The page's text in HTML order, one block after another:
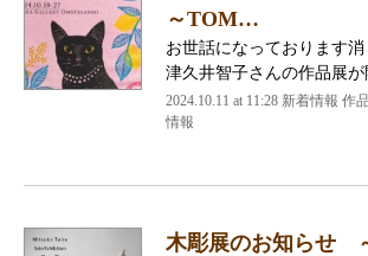
～TOM…
お世話になっております
津久井智子さんの作品展
2024.10.11 at 11:28 新着情報 作
情報
木彫展のお知らせ